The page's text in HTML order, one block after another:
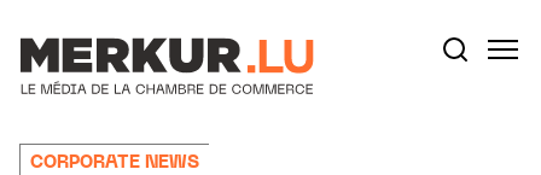
CORPORATE NEWS